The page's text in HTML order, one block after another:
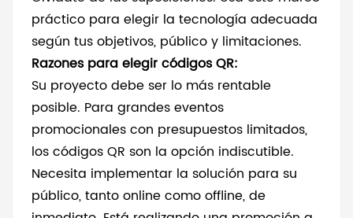
práctico para elegir la tecnología adecuada
según tus objetivos, público y limitaciones.
Razones para elegir códigos QR:
Su proyecto debe ser lo más rentable
posible. Para grandes eventos
promocionales con presupuestos limitados,
los códigos QR son la opción indiscutible.
Necesita implementar la solución para su
público, tanto online como offline, de